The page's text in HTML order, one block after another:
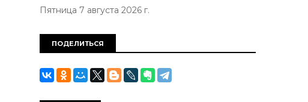
Пятница 7 августа 2026 г.
ПОДЕЛИТЬСЯ